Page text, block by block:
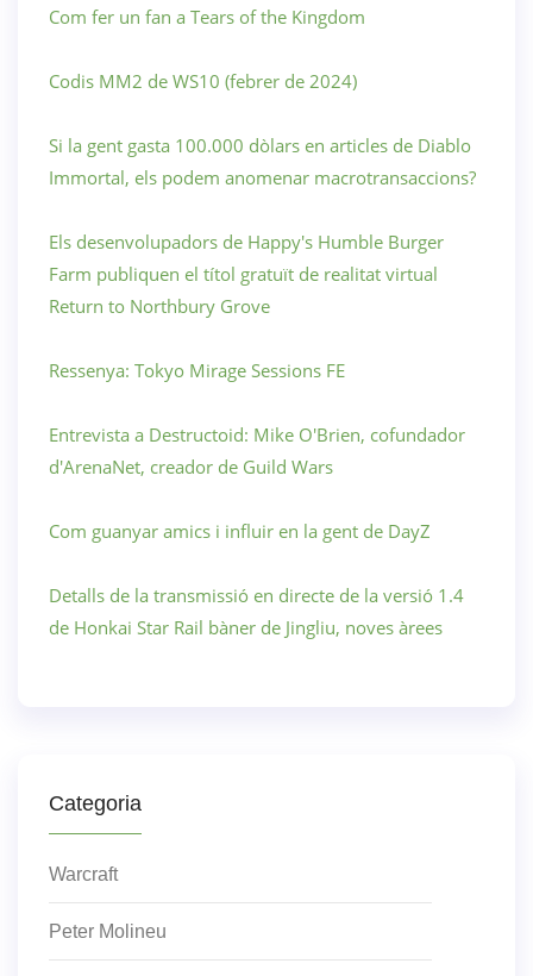
Com fer un fan a Tears of the Kingdom
Codis MM2 de WS10 (febrer de 2024)
Si la gent gasta 100.000 dòlars en articles de Diablo
Immortal, els podem anomenar macrotransaccions?
Els desenvolupadors de Happy's Humble Burger
Farm publiquen el títol gratuït de realitat virtual
Return to Northbury Grove
Ressenya: Tokyo Mirage Sessions FE
Entrevista a Destructoid: Mike O'Brien, cofundador
d'ArenaNet, creador de Guild Wars
Com guanyar amics i influir en la gent de DayZ
Detalls de la transmissió en directe de la versió 1.4
de Honkai Star Rail bàner de Jingliu, noves àrees
Categoria
Warcraft
Peter Molineu